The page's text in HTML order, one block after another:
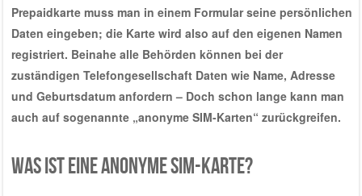
Prepaidkarte muss man in einem Formular seine persönlichen
Daten eingeben; die Karte wird also auf den eigenen Namen
registriert. Beinahe alle Behörden können bei der
zuständigen Telefongesellschaft Daten wie Name, Adresse
und Geburtsdatum anfordern – Doch schon lange kann man
auch auf sogenannte „anonyme SIM-Karten“ zurückgreifen.
Was ist eine anonyme SIM-Karte?